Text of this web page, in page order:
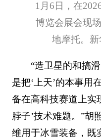
1月6日，在
博览会展会现
地摩托。
“造卫星的和搞
是把‘上天’的本事用
备在高科技赛道上实
脖子’技术难题。”胡
维用于冰雪装备，既